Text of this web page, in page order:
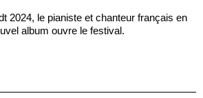
2024, le pianiste et chanteur français en
album ouvre le festival.